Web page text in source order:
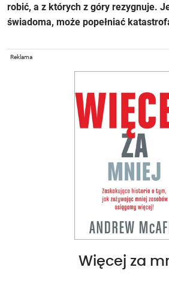
robić, a z których z góry rezygnuje.
świadoma, może popełniać
Reklama
Więcej za